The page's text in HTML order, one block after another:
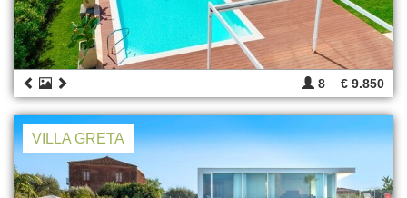
8 € 9.850
VILLA GRETA